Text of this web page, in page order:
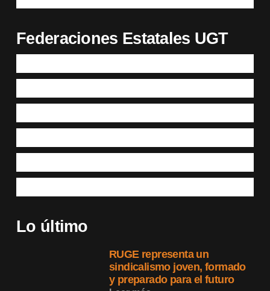
Federaciones Estatales UGT
Lo último
RUGE representa un
sindicalismo joven, formado
y preparado para el futuro